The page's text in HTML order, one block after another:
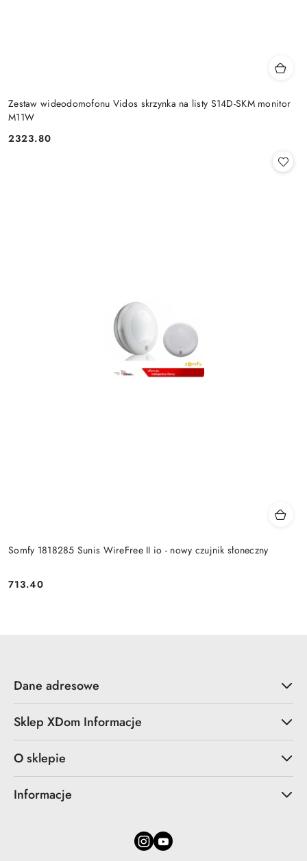
Zestaw wideodomofonu Vidos skrzynka na listy S14D-SKM monitor
M11W
Cena:
2323.80
Somfy 1818285 Sunis WireFree II io - nowy czujnik słoneczny
Cena:
713.40
Dane adresowe
Sklep XDom Informacje
O sklepie
Informacje